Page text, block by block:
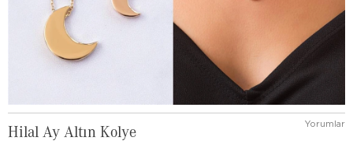
Hilal Ay Altın Kolye Yorumlar